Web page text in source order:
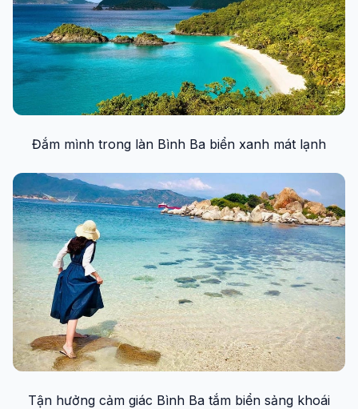
Đắm mình trong làn Bình Ba biển xanh mát lạnh
Tận hưởng cảm giác Bình Ba tắm biển sảng khoái